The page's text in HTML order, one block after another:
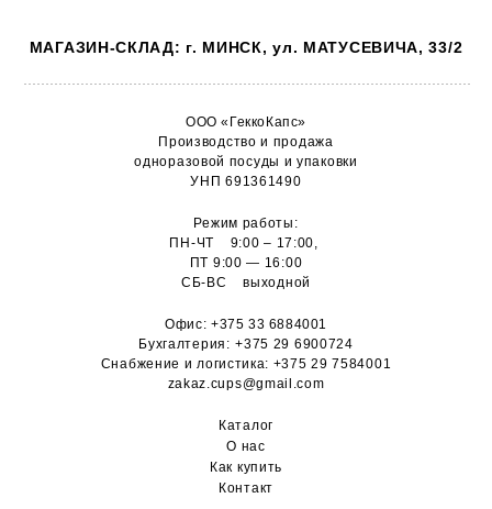
МАГАЗИН-СКЛАД: г. МИНСК, ул. МАТУСЕВИЧА, 33/2
ООО «ГеккоКапс»
Производство и продажа
одноразовой посуды и упаковки
УНП 691361490
Режим работы:
ПН-ЧТ 9:00 – 17:00,
ПТ 9:00 — 16:00
СБ-ВС выходной
Офис:+375 33 6884001
Бухгалтерия: +375 29 6900724
Снабжение и логистика: +375 29 7584001
zakaz.cups@gmail.com
Каталог
О нас
Как купить
Контакт